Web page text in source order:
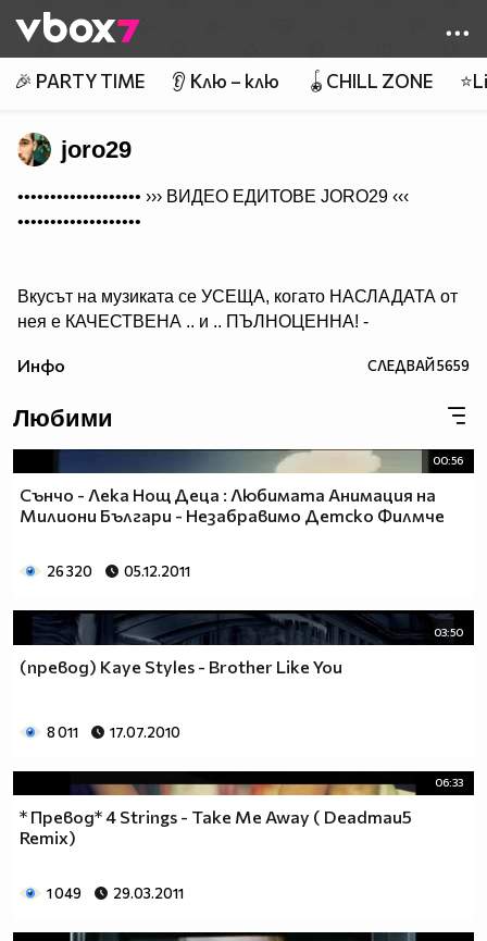
👾
🎉 PARTY TIME 👂 Клю – клю 🪀CHILL ZONE
joro29
••••••••••••••••••• ››› ВИДЕО ЕДИТОВЕ JORO29 ‹‹‹
•••••••••••••••••••
Вкусът на музиката се УСЕЩА, когато НАСЛАДАТА от
нея е КАЧЕСТВЕНА .. и .. ПЪЛНОЦЕННА! -
( ако желаеш да получиш нещо, което ще слушаш с
Инфо СЛЕДВАЙ5659
Любими
00:56
Сънчо - Лека Нощ Деца : Любимата Анимация на
Милиони Българи - Незабравимо Детско Филмче
26 320 05.12.2011
03:50
(превод) Kaye Styles - Brother Like You
8 011 17.07.2010
06:33
* Превод* 4 Strings - Take Me Away ( Deadmau5
Remix)
1 049 29.03.2011